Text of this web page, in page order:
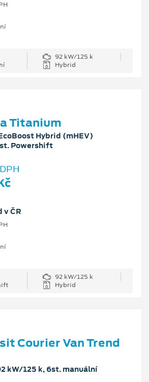
92 kW/125 k
Hybrid
Titanium
Hybrid (mHEV)
Powershift
v ČR
92 kW/125 k
Hybrid
Courier Van Trend
kW/125 k, 6st. manuální